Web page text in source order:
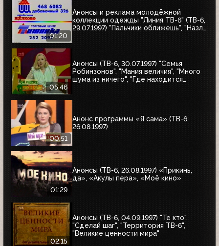
01:20
Анонсы и реклама молодёжной
коллекции одежды "Линия ТВ-6" (ТВ-6,
29.07.1997) "Пальчики оближешь", "Назло
05:46
Анонсы (ТВ-6, 30.07.1997) "Семья
Робинзонов", "Мания величия", "Много
шума из ничего", "Где находится
00:51
Анонс программы «Я сама» (ТВ-6,
26.08.1997)
01:29
Анонсы (ТВ-6, 26.08.1997) «Прикинь,
да», «Акулы пера», «Моё кино»
02:15
Анонсы (ТВ-6, 04.09.1997) "Те кто",
"Сделай шаг", "Территория ТВ-6",
"Великие ценности мира"